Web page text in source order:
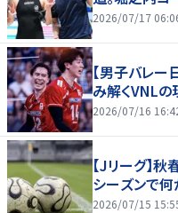
2026/07/17
【男子バレ
み解くVNL
2026/07/16
【Jリーグ】
シーズンで
2026/07/15